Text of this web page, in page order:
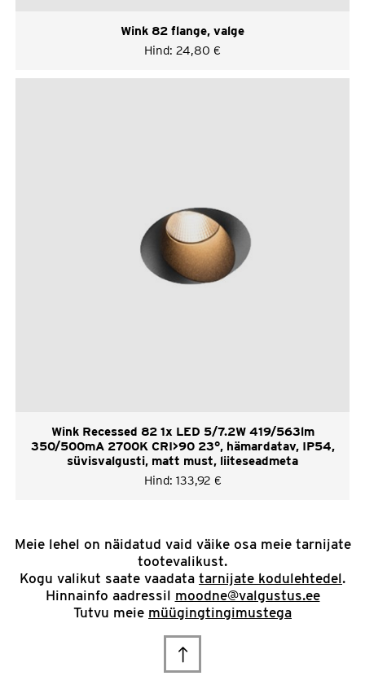
Wink 82 flange, valge
Hind: 24,80 €
Wink Recessed 82 1x LED 5/7.2W 419/563lm
350/500mA 2700K CRI>90 23°, hämardatav, IP54,
süvisvalgusti, matt must, liiteseadmeta
Hind: 133,92 €
Meie lehel on näidatud vaid väike osa meie tarnijate
tootevalikust.
Kogu valikut saate vaadata tarnijate kodulehtedel.
Hinnainfo aadressil moodne@valgustus.ee
Tutvu meie müügingtingimustega